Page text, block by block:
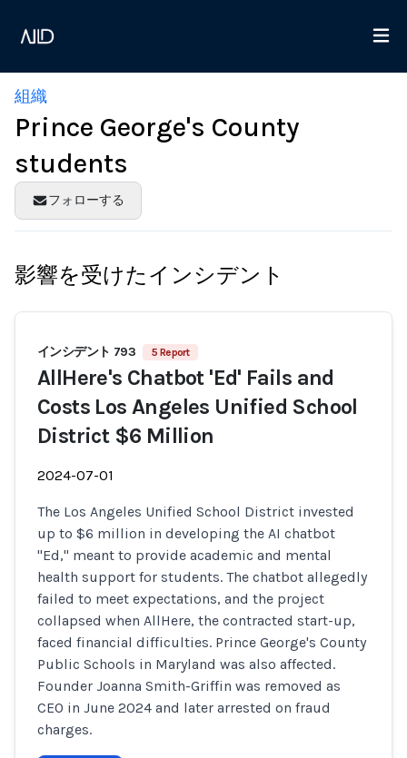
組織
Prince George's County
students
フォローする
影響を受けたインシデント
インシデント 793 5 Report
AllHere's Chatbot 'Ed' Fails and
Costs Los Angeles Unified School
District $6 Million
2024-07-01
The Los Angeles Unified School District invested
up to $6 million in developing the AI chatbot
"Ed," meant to provide academic and mental
health support for students. The chatbot allegedly
failed to meet expectations, and the project
collapsed when AllHere, the contracted start-up,
faced financial difficulties. Prince George's County
Public Schools in Maryland was also affected.
Founder Joanna Smith-Griffin was removed as
CEO in June 2024 and later arrested on fraud
charges.